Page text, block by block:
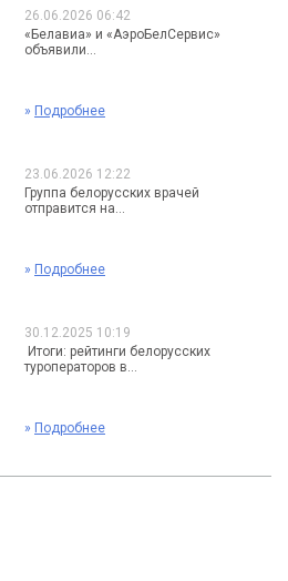
26.06.2026 06:42
«Белавиа» и «АэроБелСервис»
объявили...
» Подробнее
23.06.2026 12:22
Группа белорусских врачей
отправится на...
» Подробнее
30.12.2025 10:19
Итоги: рейтинги белорусских
туроператоров в...
» Подробнее